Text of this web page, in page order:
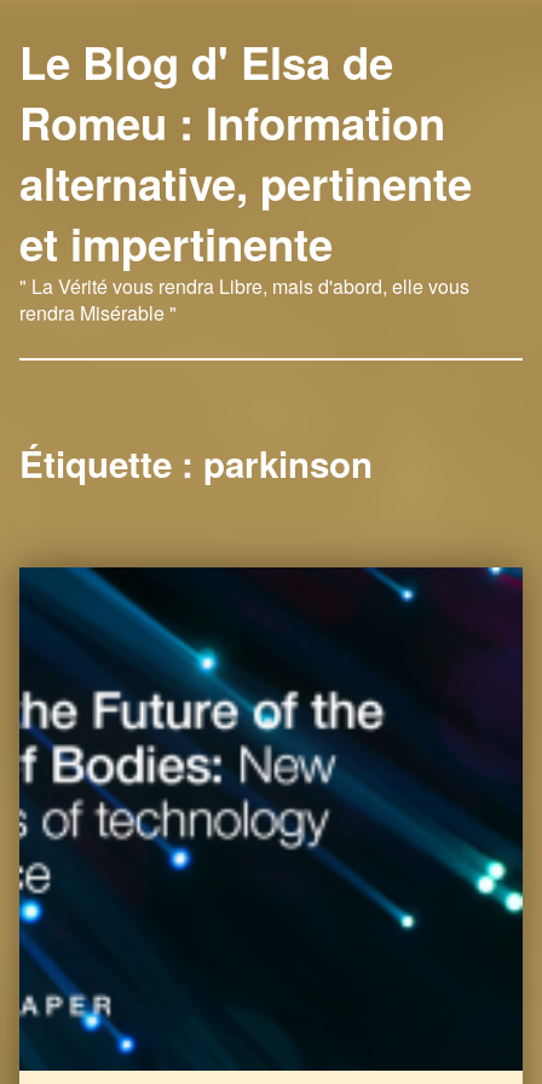
Le Blog d' Elsa de
Romeu : Information
alternative, pertinente
et impertinente
" La Vérité vous rendra Libre, mais d'abord, elle vous
rendra Misérable "
Étiquette : parkinson